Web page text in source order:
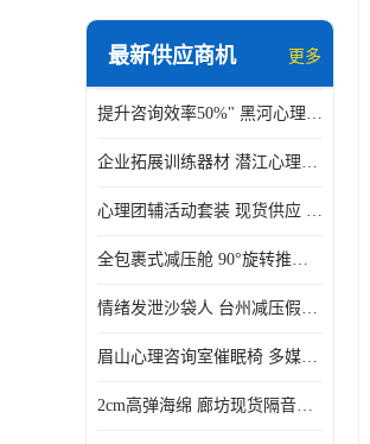
可变速催眠放松催眠套件
智能反馈训练系统
便携式生物反馈仪
最新供应商机 更多
提升咨询效率50%" 黑河心理沙盘系统
企业拓展训练器材 潜江心理训练教具带音乐套装 适用30-50人场景拓展训练
心理团辅活动套装 现货供应 安徽便携式铝合金教具箱
全包裹式减压舱 90°旋转推车 济源身心反馈系统价格
情绪发泄沙袋人 台州减压假人带底座 环保硅胶一体成型
眉山心理咨询室催眠椅 多媒体疗愈
2cm高弹海绵 廊坊现货隔音宣泄墙